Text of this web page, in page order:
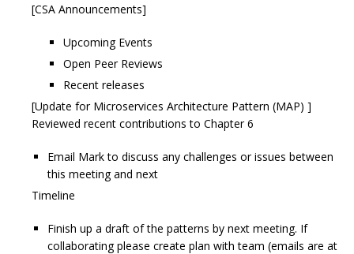
[CSA Announcements]
Upcoming Events
Open Peer Reviews
Recent releases
[Update for Microservices Architecture Pattern (MAP) ]
Reviewed recent contributions to Chapter 6
Email Mark to discuss any challenges or issues between
this meeting and next
Timeline
Finish up a draft of the patterns by next meeting. If
collaborating please create plan with team (emails are at